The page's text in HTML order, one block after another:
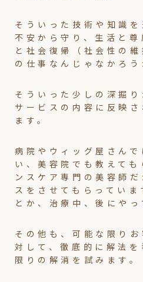
そういった技術や知識
不安から守り、生活と尊
と社会復帰（社会性の
の仕事なんじゃなかろう
そういった少しの深掘
サービスの内容に反映
ます。
病院やウィッグ屋さんで
い、美容院でも教えても
ンスケア専門の美容師
スをさせてもらってい
とか、治療中、後にやっ
その他も、可能な限り
対して、徹底的に解法を
限りの解消を試みます。